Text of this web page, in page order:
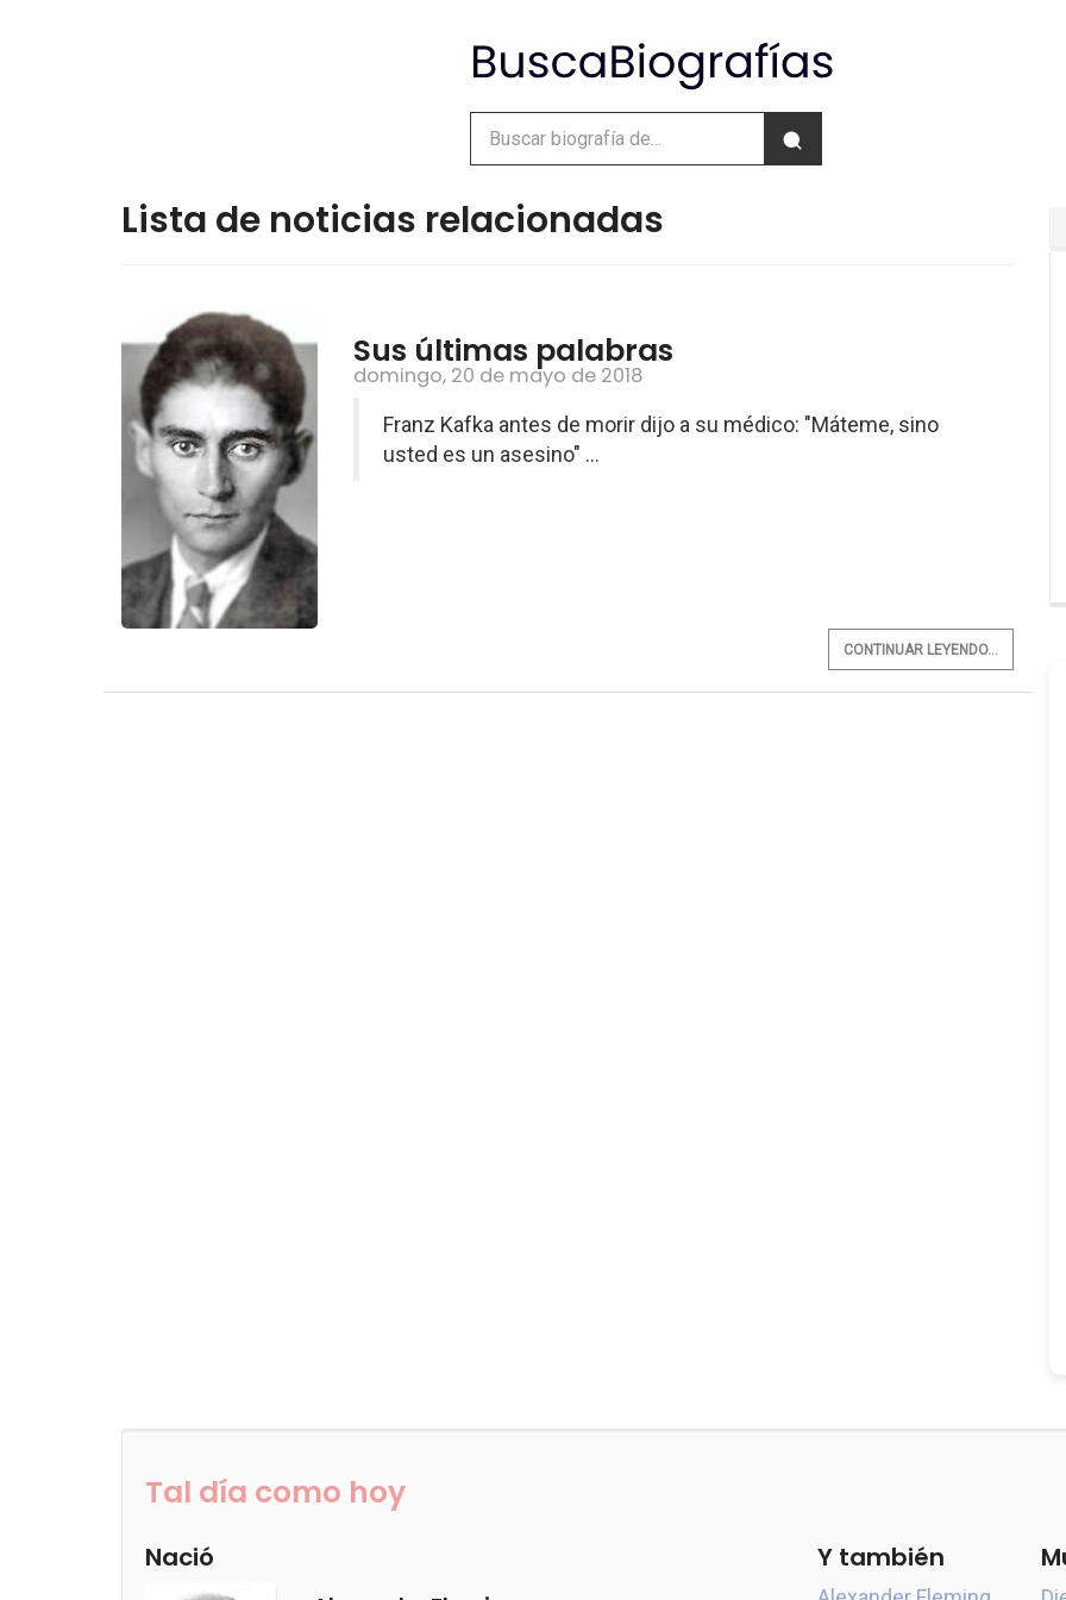
Lista de noticias relacionadas
Sus últimas palabras
domingo, 20 de mayo de 2018
Franz Kafka antes de morir dijo a su médico: "Máteme, sino
usted es un asesino" ...
CONTINUAR LEYENDO...
Tal día como hoy
Nació Y también